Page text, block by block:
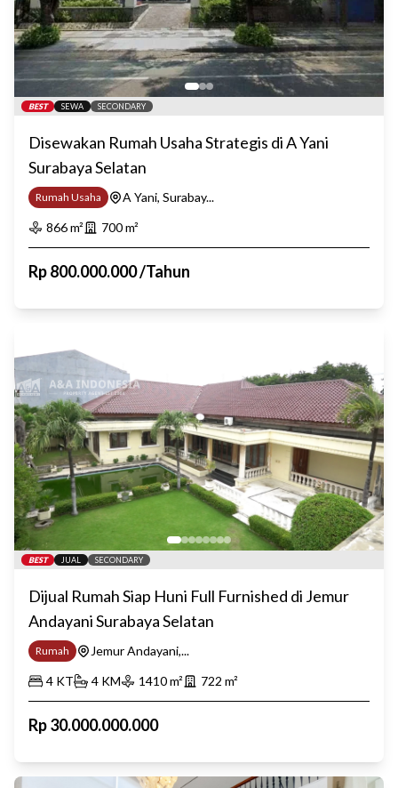
BEST SEWA SECONDARY
Disewakan Rumah Usaha Strategis di A Yani
Surabaya Selatan
Rumah Usaha
A Yani, Surabay...
866m² 700m²
Rp800.000.000/Tahun
BEST JUAL SECONDARY
Dijual Rumah Siap Huni Full Furnished di Jemur
Andayani Surabaya Selatan
Rumah
Jemur Andayani,...
4 KT 4 KM 1410m² 722 m²
Rp30.000.000.000